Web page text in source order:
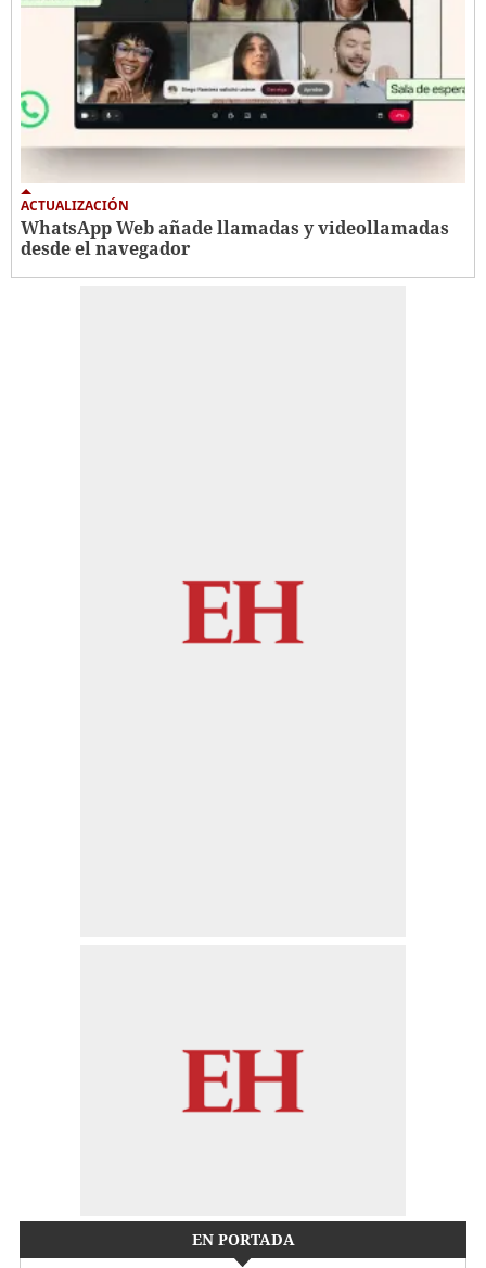
ACTUALIZACIÓN
WhatsApp Web añade llamadas y videollamadas
desde el navegador
EN PORTADA